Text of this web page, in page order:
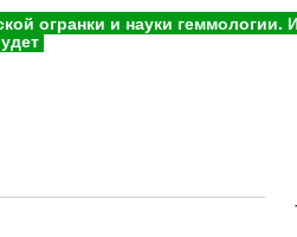
огранки и науки геммологии.